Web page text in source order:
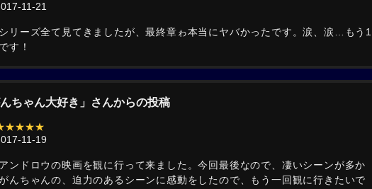
11-21
リーズ全て見てきましたが、最終章ゎ本当にヤバかったです。涙、涙…もう1
す！
ちゃん大好き」さんからの投稿
11-19
ンドロウの映画を観に行って来ました。今回最後なので、凄いシーンが多か
んちゃんの、迫力のあるシーンに感動をしたので、もう一回観に行きたいで